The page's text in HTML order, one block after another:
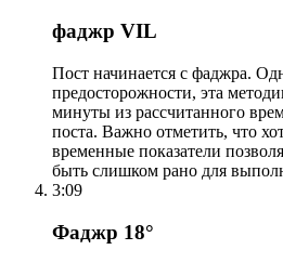
фаджр VIL
Пост начинается с фаджра.
предосторожности, эта
минуты из рассчитанного
поста. Важно отметить, что
временные показатели
быть слишком рано для
3:09
Фаджр 18°